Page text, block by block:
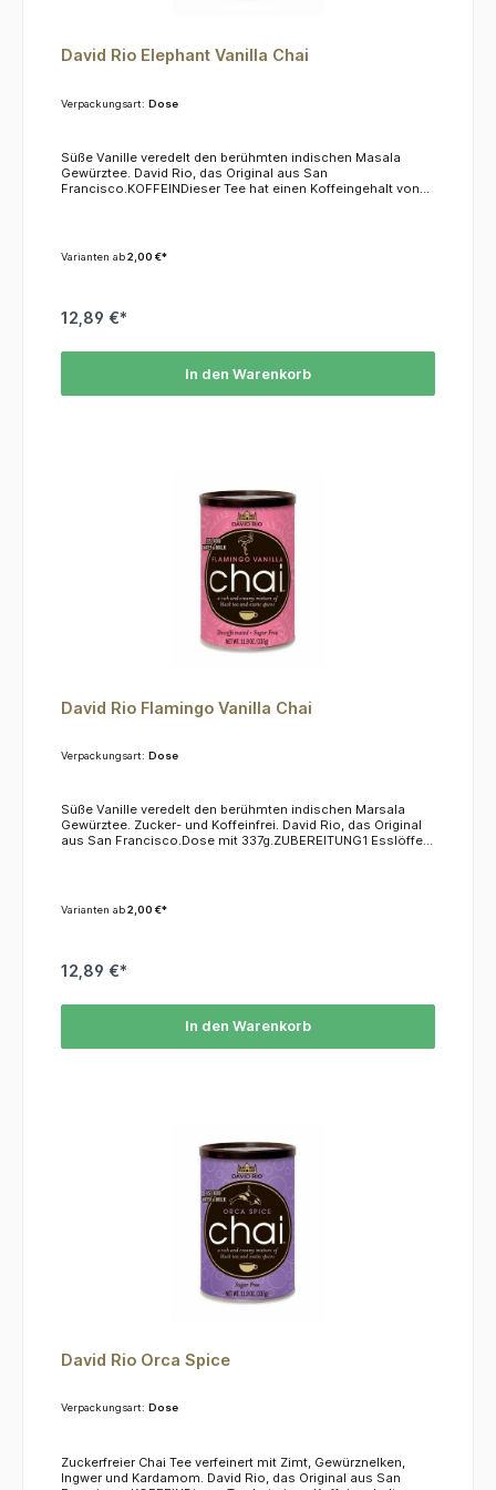
David Rio Elephant Vanilla Chai
Verpackungsart: Dose
Süße Vanille veredelt den berühmten indischen Masala
Gewürztee. David Rio, das Original aus San
Francisco.KOFFEINDieser Tee hat einen Koffeingehalt von
Varianten ab2,00 €*
12,89 €*
In den Warenkorb
David Rio Flamingo Vanilla Chai
Verpackungsart: Dose
Süße Vanille veredelt den berühmten indischen Marsala
Gewürztee. Zucker- und Koffeinfrei. David Rio, das Original
aus San Francisco.Dose mit 337g.ZUBEREITUNG1 Esslöffel
Varianten ab2,00 €*
12,89 €*
In den Warenkorb
David Rio Orca Spice
Verpackungsart: Dose
Zuckerfreier Chai Tee verfeinert mit Zimt, Gewürznelken,
Ingwer und Kardamom. David Rio, das Original aus San